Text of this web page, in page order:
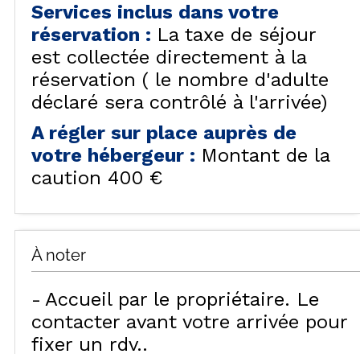
Services inclus dans votre
réservation : La taxe de séjour
est collectée directement à la
réservation ( le nombre d'adulte
déclaré sera contrôlé à l'arrivée)
A régler sur place auprès de
votre hébergeur : Montant de la
caution 400 €
À noter
Accueil par le propriétaire. Le
contacter avant votre arrivée pour
fixer un rdv.